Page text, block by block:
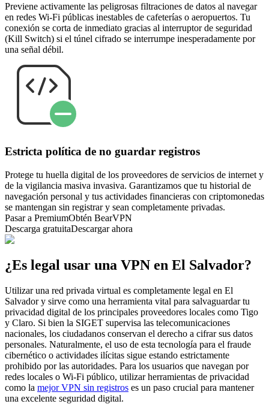
Previene activamente las peligrosas filtraciones de datos al navegar
en redes Wi-Fi públicas inestables de cafeterías o aeropuertos. Tu
conexión se corta de inmediato gracias al interruptor de seguridad
(Kill Switch) si el túnel cifrado se interrumpe inesperadamente por
una señal débil.
Estricta política de no guardar registros
Protege tu huella digital de los proveedores de servicios de internet y
de la vigilancia masiva invasiva. Garantizamos que tu historial de
navegación personal y tus actividades financieras con criptomonedas
se mantengan sin registrar y sean completamente privadas.
Pasar a PremiumObtén BearVPN
Descarga gratuitaDescargar ahora
¿Es legal usar una VPN en El Salvador?
Utilizar una red privada virtual es completamente legal en El
Salvador y sirve como una herramienta vital para salvaguardar tu
privacidad digital de los principales proveedores locales como Tigo
y Claro. Si bien la SIGET supervisa las telecomunicaciones
nacionales, los ciudadanos conservan el derecho a cifrar sus datos
personales. Naturalmente, el uso de esta tecnología para el fraude
cibernético o actividades ilícitas sigue estando estrictamente
prohibido por las autoridades. Para los usuarios que navegan por
redes locales o Wi-Fi público, utilizar herramientas de privacidad
como la mejor VPN sin registros es un paso crucial para mantener
una excelente seguridad digital.